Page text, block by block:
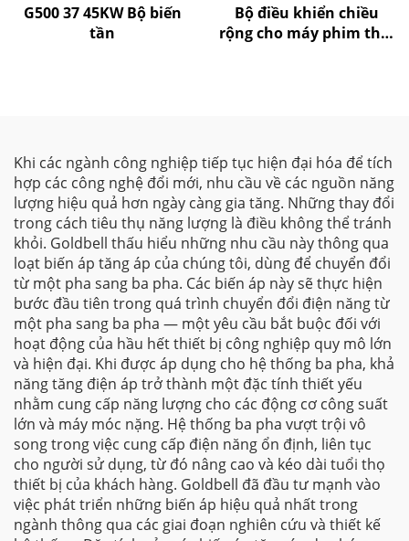
G500 37 45KW Bộ biến
tần
Bộ điều khiển chiều
rộng cho máy phim thổi
Khi các ngành công nghiệp tiếp tục hiện đại hóa để tích
hợp các công nghệ đổi mới, nhu cầu về các nguồn năng
lượng hiệu quả hơn ngày càng gia tăng. Những thay đổi
trong cách tiêu thụ năng lượng là điều không thể tránh
khỏi. Goldbell thấu hiểu những nhu cầu này thông qua
loạt biến áp tăng áp của chúng tôi, dùng để chuyển đổi
từ một pha sang ba pha. Các biến áp này sẽ thực hiện
bước đầu tiên trong quá trình chuyển đổi điện năng từ
một pha sang ba pha — một yêu cầu bắt buộc đối với
hoạt động của hầu hết thiết bị công nghiệp quy mô lớn
và hiện đại. Khi được áp dụng cho hệ thống ba pha, khả
năng tăng điện áp trở thành một đặc tính thiết yếu
nhằm cung cấp năng lượng cho các động cơ công suất
lớn và máy móc nặng. Hệ thống ba pha vượt trội vô
song trong việc cung cấp điện năng ổn định, liên tục
cho người sử dụng, từ đó nâng cao và kéo dài tuổi thọ
thiết bị của khách hàng. Goldbell đã đầu tư mạnh vào
việc phát triển những biến áp hiệu quả nhất trong
ngành thông qua các giai đoạn nghiên cứu và thiết kế